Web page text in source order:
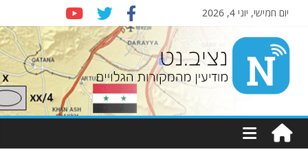
יום חמישי, יוני 4, 2026
Nziv.net
מודיעין
מהמקורות